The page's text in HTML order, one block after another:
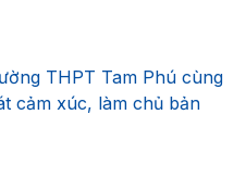
THPT Tam Phú cùng
cảm xúc, làm chủ bản